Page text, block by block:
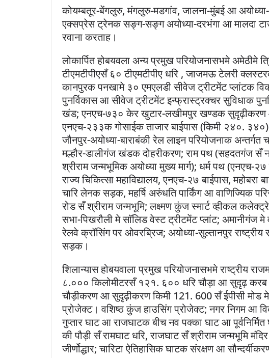
कोयम्बतूर-बेंगलुरु, मंगलुरु-मडगांव, जालना-मुंबई आ
एक्सप्रेस ट्रेनक सङ्ग-सङ्ग अयोध्या-दरभंगा आ मालदा
रवाना करताह।
लोकार्पित होबयवला अन्य प्रमुख परियोजनासभमे अमेठीमे
टीएमटीपीएसँ ६० टीएमटीपीए धरि , जाजमऊ टेलरी
कानपुरक पनखामे ३० एमएलडी सीवेज ट्रीटमेंट प्लांटक
पुनर्विकास आ सीवेज ट्रीटमेंट इन्फ्रास्ट्रक्चर सुविधाक
खंड; एनएच-७३० केर खुटार-लखीमपुर खण्डक सुदृढ़ीकरण
एनएच-२३३क गोसाईक ताजार बाईपास (किमी २४०.
जौनपुर-अयोध्या-बाराबंकी रेल लाइन परियोजनाक
मल्हौर-डालीगंज खंडक दोहरीकरण; राम पथ (सहदतगंज सँ
श्रीराम जन्मभूमिक अयोध्या मुख्य मार्ग); धर्म पथ (एनएच-
राज्य चिकित्सा महाविद्यालय, एनएच-२७ बाईपास, महोबरा
चारि लेनक सड़क, महर्षि अरुंधति पार्किंग आ वाणिज्यिक
रोड सँ श्रीराम जन्मभूमि; लक्ष्मण कुंज स्मार्ट व्हीकल
सभा-पिखरौली मे साॅलिड वेस्ट ट्रीटमेंट प्लांट; अमानीगंज
रेलवे क्रॉसिंग पर ओवरब्रिज; अयोध्या-सुल्तानपुर
सड़क।
शिलान्यास होबयवाला प्रमुख परियोजनासभमे राष्ट्रीय
८.००० किलोमीटरसँ १२१. ६०० धरि चौड़ा आ सुदृढ़ करब
चौड़ीकरण आ सुदृढ़ीकरण किमी 121. 600 सँ ईपीसी मोड
प्रोजेक्ट। वशिष्ठ कुंज हाउसिंग प्रोजेक्ट; नगर निगम आ
गुप्तार घाट आ राजघाटक बीच नव पक्का घाट आ पूर्वनिर्मित
की पौड़ी सँ रामघाट धरि, राजघाट सँ श्रीराम जन्मभूमि
जीर्णोद्धार; चारिटा ऐतिहासिक घाटक संरक्षण आ